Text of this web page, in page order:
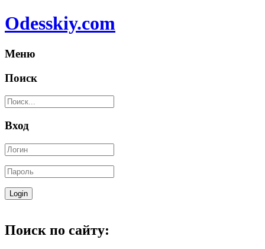
Odesskiy.com
Меню
Поиск
Вход
Поиск по сайту: